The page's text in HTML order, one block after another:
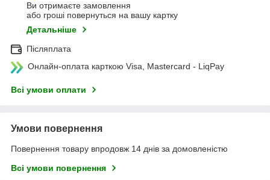
Ви отримаєте замовлення
або гроші повернуться на вашу картку
Детальніше
Післяплата
Онлайн-оплата карткою Visa, Mastercard - LiqPay
Всі умови оплати
Умови повернення
Повернення товару впродовж 14 днів за домовленістю
Всі умови повернення